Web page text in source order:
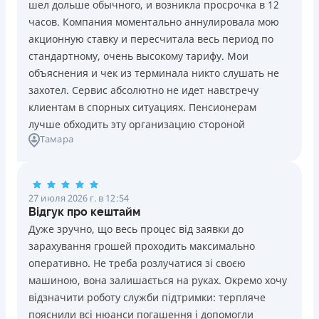
Погашение
В кассах и терминалах отделений
Оплата на расчетный счёт
Онлайн (через сайт или интернет-банкинг)
Через терминалы самообслуживания
Лицензия НБУ
Лицензия НБУ №10
Вся информация о кредите
ПОЛУЧИТЬ ЗАЙМ
Возраст
18 - 70 лет
Преимущества
Сниженная процентная ставка 0,01% в день для
новых клиентов на период от 3 до 30 дней (после
этого стандартная ставка 1%)
Запрашиваются только данные паспорта, ИНН, номер
банковской карты и телефона
проблемной кредитной историей.
Переводятся деньги на банковскую карту сразу после
подписания электронного договора о предоставлении
кредита
Дарятся скидки до -99% постоянным клиентам на
будущие кредиты согласно программе лояльности
Программа лояльности для постоянных клиентов
Круглосуточная поддержка в Viber, Telegram,
шел дольше обычного, и возникла просрочка в 12
часов. Компания моментально аннулировала мою
акционную ставку и пересчитала весь период по
стандартному, очень высокому тарифу. Мои
объяснения и чек из терминала никто слушать не
захотел. Сервис абсолютно не идет навстречу
клиентам в спорных ситуациях. Пенсионерам
лучше обходить эту организацию стороной
Тамара
27 июля 2026 г. в 12:54
Відгук про кештайм
Дуже зручно, що весь процес від заявки до
зарахування грошей проходить максимально
оперативно. Не треба розлучатися зі своєю
машиною, вона залишається на руках. Окремо хочу
відзначити роботу служби підтримки: терпляче
пояснили всі нюанси погашення і допомогли